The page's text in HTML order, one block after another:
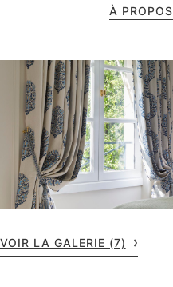
À PROPOS
VOIR LA GALERIE (7)